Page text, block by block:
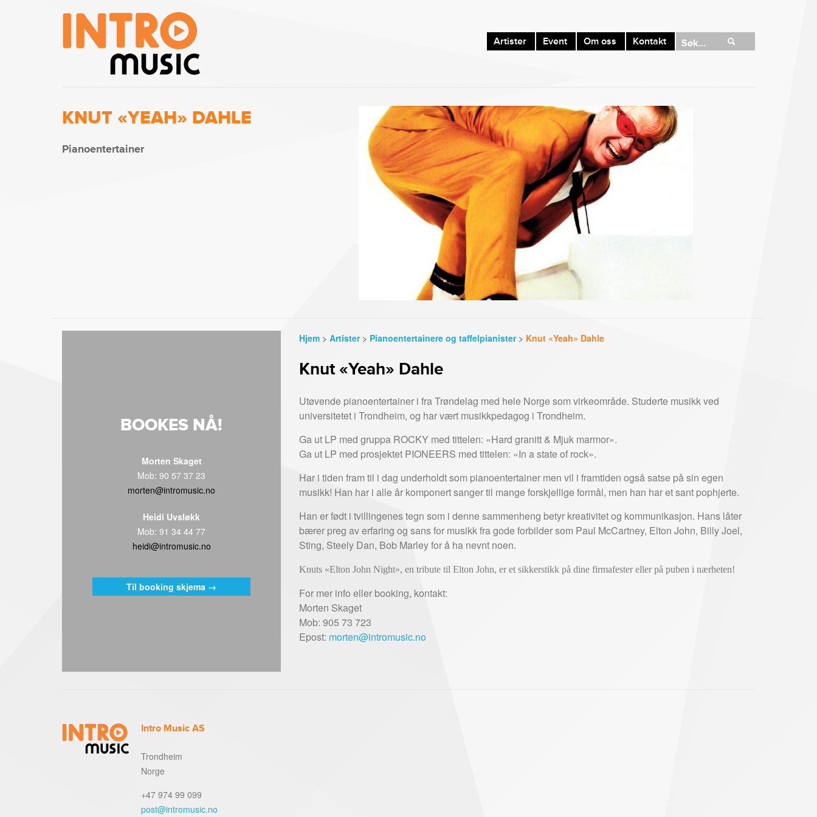
Søk...
Artister Event Om oss Kontakt
KNUT «YEAH» DAHLE
Pianoentertainer
Hjem > Artister> Pianoentertainere og taffelpianister> Knut «Yeah» Dahle
Knut «Yeah» Dahle
Utøvende pianoentertainer i fra Trøndelag med hele Norge som virkeområde. Studerte musikk ved
universitetet i Trondheim, og har vært musikkpedagog i Trondheim.
Ga ut LP med gruppa ROCKY med tittelen: «Hard granitt & Mjuk marmor».
Ga ut LP med prosjektet PIONEERS med tittelen: «In a state of rock».
Har i tiden fram til i dag underholdt som pianoentertainer men vil i framtiden også satse på sin egen
musikk! Han har i alle år komponert sanger til mange forskjellige formål, men han har et sant pophjerte.
Han er født i tvillingenes tegn som i denne sammenheng betyr kreativitet og kommunikasjon. Hans låter
bærer preg av erfaring og sans for musikk fra gode forbilder som Paul McCartney, Elton John, Billy Joel,
Sting, Steely Dan, Bob Marley for å ha nevnt noen.
Knuts «Elton John Night», en tribute til Elton John, er et sikkerstikk på dine firmafester eller på puben i nærheten!
For mer info eller booking, kontakt:
Morten Skaget
Mob: 905 73 723
Epost: morten@intromusic.no
BOOKES NÅ!
Morten Skaget
Mob: 90 57 37 23
morten@intromusic.no
Heidi Uvsløkk
Mob: 91 34 44 77
heidi@intromusic.no
Til booking skjema →
Intro Music AS
Trondheim
Norge
+47 974 99 099
post@intromusic.no